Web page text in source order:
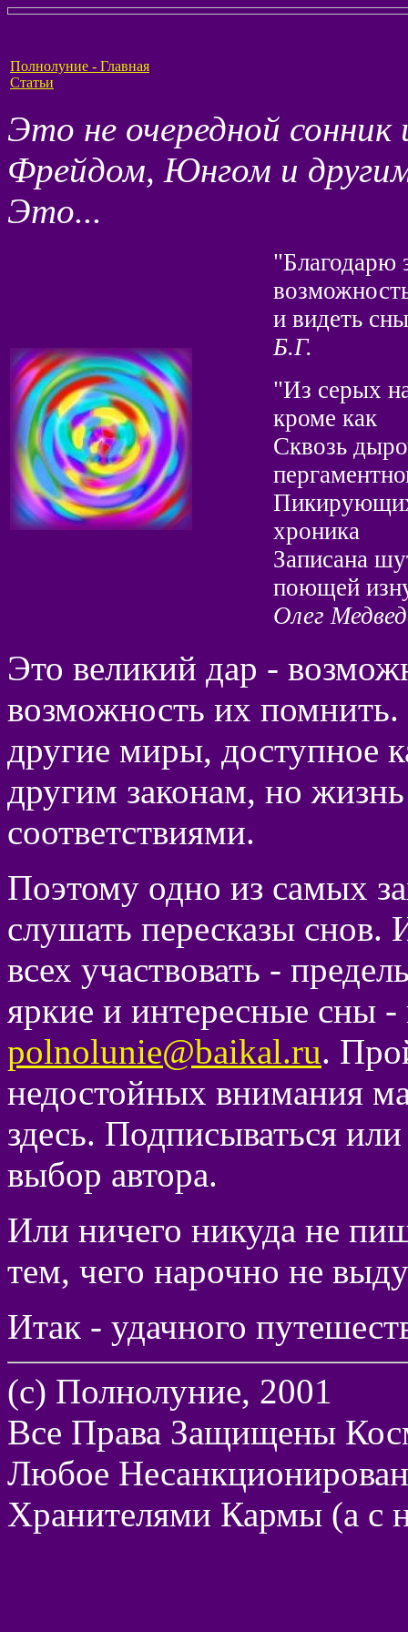
Полнолуние - Главная
Статьи
Это не очередной сонник
Фрейдом, Юнгом и
Это...
"Благодарю
и видеть
Б.Г.
"Из серых
кроме как
Сквозь
хроника
Записана
поющей
Олег
Это великий дар -
возможность их
другие миры, доступное
другим законам, но
соответствиями.
Поэтому одно из самых
слушать пересказы
всех участвовать -
яркие и интересные сны
polnolunie@baikal.ru.
недостойных внимания
здесь. Подписываться
выбор автора.
Или ничего никуда не
тем, чего нарочно не
Итак - удачного
(с) Полнолуние, 2001
Все Права Защищены
Любое
Хранителями Кармы (а с